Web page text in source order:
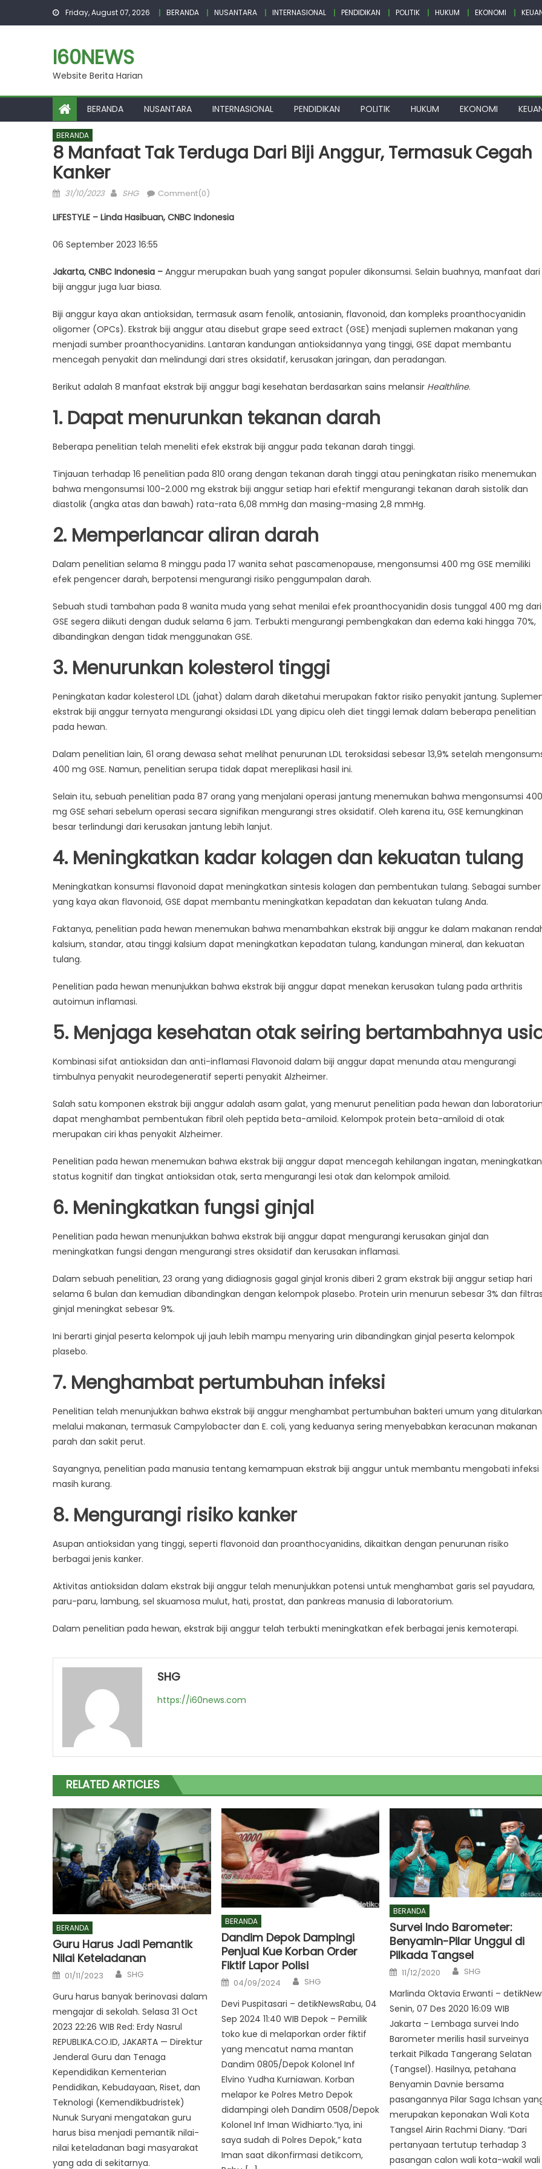
Friday, August 07, 2026 BERANDA NUSANTARA INTERNASIONAL PENDIDIKAN POLITIK HUKUM EKONOMI
I60NEWS
Website Berita Harian
BERANDA NUSANTARA INTERNASIONAL PENDIDIKAN POLITIK HUKUM EKONOMI
BERANDA
8 Manfaat Tak Terduga Dari Biji Anggur, Termasuk Cegah
Kanker
Posted
31/10/2023 Author
SHG Comment(0)
LIFESTYLE – Linda Hasibuan, CNBC Indonesia
06 September 2023 16:55
Jakarta, CNBC Indonesia – Anggur merupakan buah yang sangat populer dikonsumsi. Selain buahnya, manfaat dari
biji anggur juga luar biasa.
Biji anggur kaya akan antioksidan, termasuk asam fenolik, antosianin, flavonoid, dan kompleks proanthocyanidin
oligomer (OPCs). Ekstrak biji anggur atau disebut grape seed extract (GSE) menjadi suplemen makanan yang
menjadi sumber proanthocyanidins. Lantaran kandungan antioksidannya yang tinggi, GSE dapat membantu
mencegah penyakit dan melindungi dari stres oksidatif, kerusakan jaringan, dan peradangan.
Berikut adalah 8 manfaat ekstrak biji anggur bagi kesehatan berdasarkan sains melansir Healthline.
1. Dapat menurunkan tekanan darah
Beberapa penelitian telah meneliti efek ekstrak biji anggur pada tekanan darah tinggi.
Tinjauan terhadap 16 penelitian pada 810 orang dengan tekanan darah tinggi atau peningkatan risiko menemukan
bahwa mengonsumsi 100-2.000 mg ekstrak biji anggur setiap hari efektif mengurangi tekanan darah sistolik dan
diastolik (angka atas dan bawah) rata-rata 6,08 mmHg dan masing-masing 2,8 mmHg.
2. Memperlancar aliran darah
Dalam penelitian selama 8 minggu pada 17 wanita sehat pascamenopause, mengonsumsi 400 mg GSE memiliki
efek pengencer darah, berpotensi mengurangi risiko penggumpalan darah.
Sebuah studi tambahan pada 8 wanita muda yang sehat menilai efek proanthocyanidin dosis tunggal 400 mg dari
GSE segera diikuti dengan duduk selama 6 jam. Terbukti mengurangi pembengkakan dan edema kaki hingga 70%,
dibandingkan dengan tidak menggunakan GSE.
3. Menurunkan kolesterol tinggi
Peningkatan kadar kolesterol LDL (jahat) dalam darah diketahui merupakan faktor risiko penyakit jantung.
ekstrak biji anggur ternyata mengurangi oksidasi LDL yang dipicu oleh diet tinggi lemak dalam beberapa penelitian
pada hewan.
Dalam penelitian lain, 61 orang dewasa sehat melihat penurunan LDL teroksidasi sebesar 13,9% setelah
400 mg GSE. Namun, penelitian serupa tidak dapat mereplikasi hasil ini.
Selain itu, sebuah penelitian pada 87 orang yang menjalani operasi jantung menemukan bahwa mengonsumsi 400
mg GSE sehari sebelum operasi secara signifikan mengurangi stres oksidatif. Oleh karena itu, GSE kemungkinan
besar terlindungi dari kerusakan jantung lebih lanjut.
4. Meningkatkan kadar kolagen dan kekuatan tulang
Meningkatkan konsumsi flavonoid dapat meningkatkan sintesis kolagen dan pembentukan tulang. Sebagai sumber
yang kaya akan flavonoid, GSE dapat membantu meningkatkan kepadatan dan kekuatan tulang Anda.
Faktanya, penelitian pada hewan menemukan bahwa menambahkan ekstrak biji anggur ke dalam makanan
kalsium, standar, atau tinggi kalsium dapat meningkatkan kepadatan tulang, kandungan mineral, dan kekuatan
tulang.
Penelitian pada hewan menunjukkan bahwa ekstrak biji anggur dapat menekan kerusakan tulang pada arthritis
autoimun inflamasi.
5. Menjaga kesehatan otak seiring bertambahnya
Kombinasi sifat antioksidan dan anti-inflamasi Flavonoid dalam biji anggur dapat menunda atau mengurangi
timbulnya penyakit neurodegeneratif seperti penyakit Alzheimer.
Salah satu komponen ekstrak biji anggur adalah asam galat, yang menurut penelitian pada hewan dan
dapat menghambat pembentukan fibril oleh peptida beta-amiloid. Kelompok protein beta-amiloid di otak
merupakan ciri khas penyakit Alzheimer.
Penelitian pada hewan menemukan bahwa ekstrak biji anggur dapat mencegah kehilangan ingatan, meningkatkan
status kognitif dan tingkat antioksidan otak, serta mengurangi lesi otak dan kelompok amiloid.
6. Meningkatkan fungsi ginjal
Penelitian pada hewan menunjukkan bahwa ekstrak biji anggur dapat mengurangi kerusakan ginjal dan
meningkatkan fungsi dengan mengurangi stres oksidatif dan kerusakan inflamasi.
Dalam sebuah penelitian, 23 orang yang didiagnosis gagal ginjal kronis diberi 2 gram ekstrak biji anggur setiap hari
selama 6 bulan dan kemudian dibandingkan dengan kelompok plasebo. Protein urin menurun sebesar 3% dan
ginjal meningkat sebesar 9%.
Ini berarti ginjal peserta kelompok uji jauh lebih mampu menyaring urin dibandingkan ginjal peserta kelompok
plasebo.
7. Menghambat pertumbuhan infeksi
Penelitian telah menunjukkan bahwa ekstrak biji anggur menghambat pertumbuhan bakteri umum yang ditularkan
melalui makanan, termasuk Campylobacter dan E. coli, yang keduanya sering menyebabkan keracunan makanan
parah dan sakit perut.
Sayangnya, penelitian pada manusia tentang kemampuan ekstrak biji anggur untuk membantu mengobati infeksi
masih kurang.
8. Mengurangi risiko kanker
Asupan antioksidan yang tinggi, seperti flavonoid dan proanthocyanidins, dikaitkan dengan penurunan risiko
berbagai jenis kanker.
Aktivitas antioksidan dalam ekstrak biji anggur telah menunjukkan potensi untuk menghambat garis sel payudara,
paru-paru, lambung, sel skuamosa mulut, hati, prostat, dan pankreas manusia di laboratorium.
Dalam penelitian pada hewan, ekstrak biji anggur telah terbukti meningkatkan efek berbagai jenis kemoterapi.
SHG
https://i60news.com
RELATED ARTICLES
BERANDA
Guru Harus Jadi Pemantik
Nilai Keteladanan
Posted
on
01/11/2023 Author
SHG
Guru harus banyak berinovasi dalam
mengajar di sekolah. Selasa 31 Oct
2023 22:26 WIB Red: Erdy Nasrul
REPUBLIKA.CO.ID, JAKARTA — Direktur
Jenderal Guru dan Tenaga
Kependidikan Kementerian
Pendidikan, Kebudayaan, Riset, dan
Teknologi (Kemendikbudristek)
Nunuk Suryani mengatakan guru
harus bisa menjadi pemantik nilai-
nilai keteladanan bagi masyarakat
yang ada di sekitarnya.
BERANDA
Dandim Depok Dampingi
Penjual Kue Korban Order
Fiktif Lapor Polisi
Posted
on
04/09/2024 Author
SHG
Devi Puspitasari – detikNewsRabu, 04
Sep 2024 11:40 WIB Depok – Pemilik
toko kue di melaporkan order fiktif
yang mencatut nama mantan
Dandim 0805/Depok Kolonel Inf
Elvino Yudha Kurniawan. Korban
melapor ke Polres Metro Depok
didampingi oleh Dandim 0508/Depok
Kolonel Inf Iman Widhiarto.“Iya, ini
saya sudah di Polres Depok,” kata
Iman saat dikonfirmasi detikcom,
BERANDA
Survei Indo Barometer:
Benyamin-Pilar Unggul di
Pilkada Tangsel
Posted
on
11/12/2020 Author
SHG
Marlinda Oktavia Erwanti –
Senin, 07 Des 2020 16:09 WIB
Jakarta – Lembaga survei Indo
Barometer merilis hasil surveinya
terkait Pilkada Tangerang Selatan
(Tangsel). Hasilnya, petahana
Benyamin Davnie bersama
pasangannya Pilar Saga Ichsan
merupakan keponakan Wali Kota
Tangsel Airin Rachmi Diany. “Dari
pertanyaan tertutup terhadap 3
pasangan calon wali kota-wakil wali